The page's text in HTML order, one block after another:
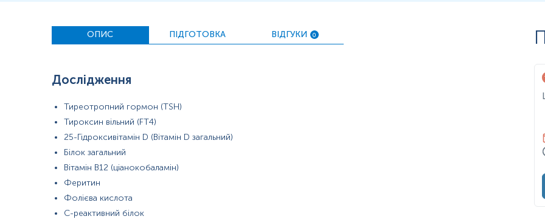
ОПИС ПІДГОТОВКА ВІДГУКИ 0
Дослідження
Тиреотропний гормон (TSH)
Тироксин вільний (FT4)
25-Гідроксивітамін D (Вітамін D загальний)
Білок загальний
Вітамін В12 (ціанокобаламін)
Феритин
Фолієва кислота
С-реактивний білок